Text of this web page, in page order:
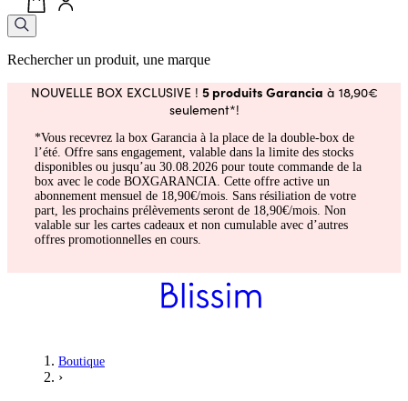
Rechercher un produit, une marque
NOUVELLE BOX EXCLUSIVE ! 5 produits Garancia à 18,90€
seulement*!
*Vous recevrez la box Garancia à la place de la double-box de
l’été. Offre sans engagement, valable dans la limite des stocks
disponibles ou jusqu’au 30.08.2026 pour toute commande de la
box avec le code BOXGARANCIA. Cette offre active un
abonnement mensuel de 18,90€/mois. Sans résiliation de votre
part, les prochains prélèvements seront de 18,90€/mois. Non
valable sur les cartes cadeaux et non cumulable avec d’autres
offres promotionnelles en cours.
Boutique
›